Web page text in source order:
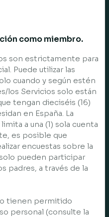
como miembro.
son estrictamente para
Puede utilizar las
cuando y según estén
los Servicios solo están
tengan dieciséis (16)
en España. La
a una (1) sola cuenta
es posible que
encuestas sobre la
pueden participar
padres, a través de la
tienen permitido
personal (consulte la